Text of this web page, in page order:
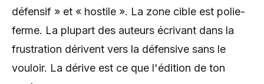
défensif » et « hostile ». La zone cible est polie-
ferme. La plupart des auteurs écrivant dans la
frustration dérivent vers la défensive sans le
vouloir. La dérive est ce que l'édition de ton